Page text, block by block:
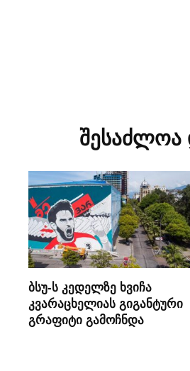
შესაძლოა
ბსუ-ს კედელზე ხვიჩა
კვარაცხელიას გიგანტური
გრაფიტი გამოჩნდა